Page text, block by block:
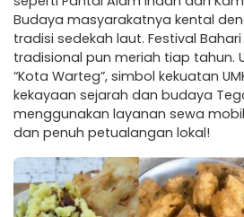
Budaya masyarakatnya kental
tradisi sedekah laut. Festival
tradisional pun meriah tiap tahun.
“Kota Warteg”, simbol kekuatan
kekayaan sejarah dan budaya
menggunakan layanan sewa
dan penuh petualangan lokal!